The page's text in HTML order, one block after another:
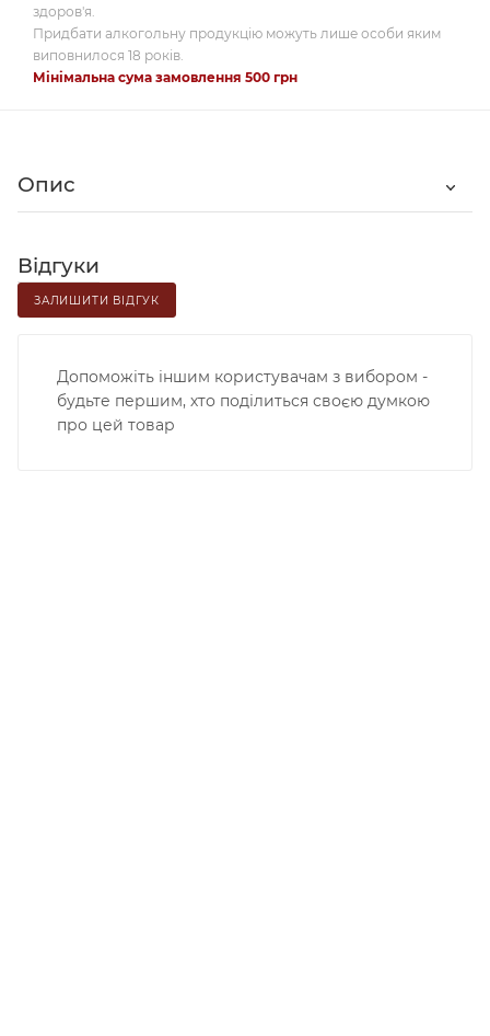
здоров'я.
Придбати алкогольну продукцію можуть лише особи яким
виповнилося 18 років.
Мінімальна сума замовлення 500 грн
Опис
Відгуки
ЗАЛИШИТИ ВІДГУК
Допоможіть іншим користувачам з вибором -
будьте першим, хто поділиться своєю думкою
про цей товар